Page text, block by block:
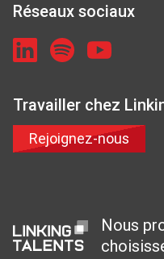
Réseaux sociaux
Travailler chez
Rejoignez-nous
Nous